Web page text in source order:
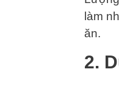
làm
ăn.
2.